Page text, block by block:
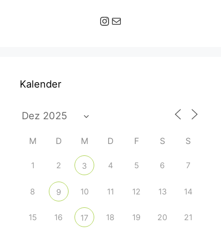
Instagram E-Mail
Kalender
M D M D F S S
1 2 3 4 5 6 7
8 9 10 11 12 13 14
15 16 17 18 19 20 21